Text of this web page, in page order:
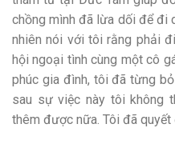
chồng mình đã lừa dối để đi
nhiên nói với tôi rằng phải
hội ngoại tình cùng một cô
phúc gia đình, tôi đã từng
sau sự việc này tôi không
thêm được nữa. Tôi đã quyết